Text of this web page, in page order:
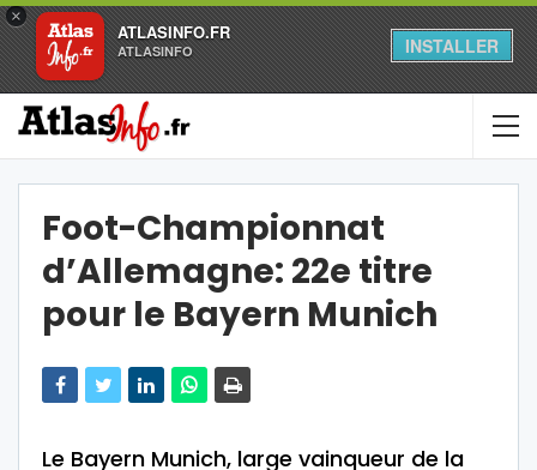
×
ATLASINFO.FR
ATLASINFO INSTALLER
Foot-Championnat
d’Allemagne: 22e titre
pour le Bayern Munich
Le Bayern Munich, large vainqueur de la